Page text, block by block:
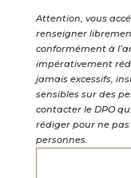
Attention, vous
renseigner
conformément à
impérativement
jamais excessifs,
sensibles sur des
contacter le DPO
rédiger pour ne
personnes.